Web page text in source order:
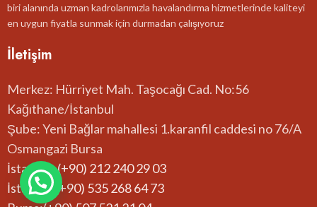
biri alanında uzman kadrolarımızla havalandırma hizmetlerinde kaliteyi
en uygun fiyatla sunmak için durmadan çalışıyoruz
İletişim
Merkez: Hürriyet Mah. Taşocağı Cad. No:56
Kağıthane/İstanbul
Şube: Yeni Bağlar mahallesi 1.karanfil caddesi no 76/A
Osmangazi Bursa
İstanbul: (+90) 212 240 29 03
İstanbul:(+90) 535 268 64 73